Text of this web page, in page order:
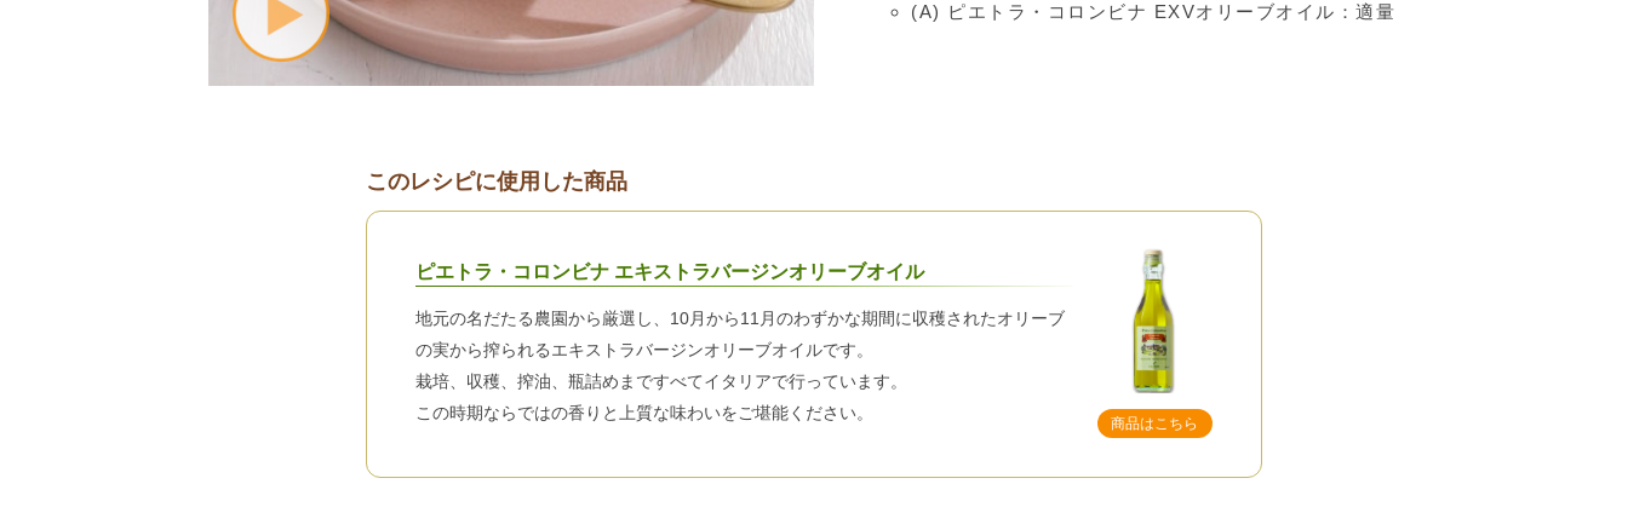
(A) ピエトラ・コロンビナ EXVオリーブオイル：適量
このレシピに使用した商品
商品はこちら
ピエトラ・コロンビナ エキストラバージンオリーブオイル
地元の名だたる農園から厳選し、10月から11月のわずかな期間に収穫されたオリーブ
の実から搾られるエキストラバージンオリーブオイルです。
栽培、収穫、搾油、瓶詰めまですべてイタリアで行っています。
この時期ならではの香りと上質な味わいをご堪能ください。